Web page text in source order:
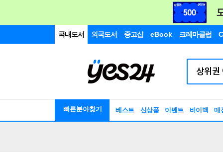
국내도서 외국도서 중고샵 eBook 크레마클럽
빠른분야찾기 베스트 신상품 이벤트 바이백 매